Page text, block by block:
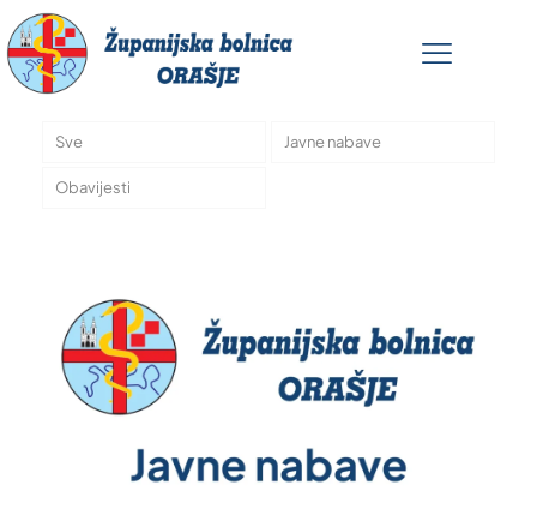
Sve Javne nabave
Obavijesti